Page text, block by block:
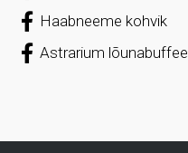
Haabneeme kohvik
Astrarium lõunabuffee